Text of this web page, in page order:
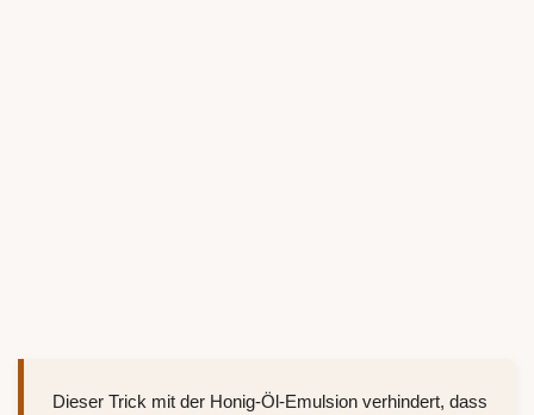
Dieser Trick mit der Honig-Öl-Emulsion verhindert, dass